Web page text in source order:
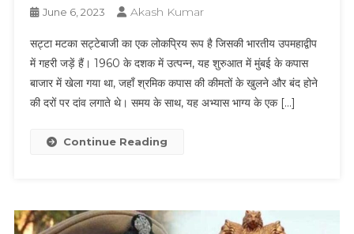
June 6, 2023 Akash Kumar
सट्टा मटका सट्टेबाजी का एक लोकप्रिय रूप है जिसकी भारतीय उपमहाद्वीप
में गहरी जड़ें हैं। 1960 के दशक में उत्पन्न, यह शुरुआत में मुंबई के कपास
बाजार में खेला गया था, जहाँ श्रमिक कपास की कीमतों के खुलने और बंद होने
की दरों पर दांव लगाते थे। समय के साथ, यह अभ्यास भाग्य के एक […]
Continue Reading